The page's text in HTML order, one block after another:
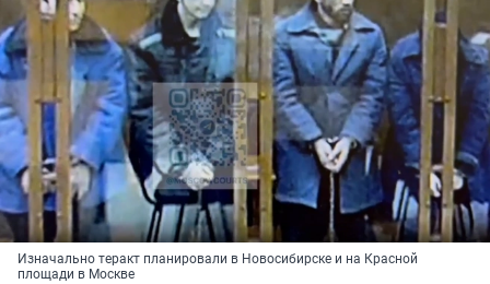
Изначально теракт планировали в Новосибирске и на Красной
площади в Москве